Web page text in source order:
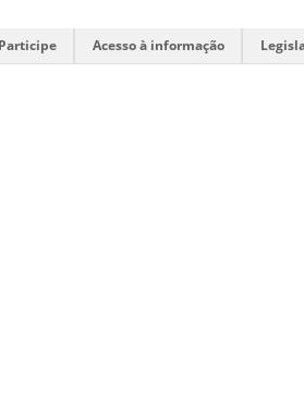
Participe Acesso à informação